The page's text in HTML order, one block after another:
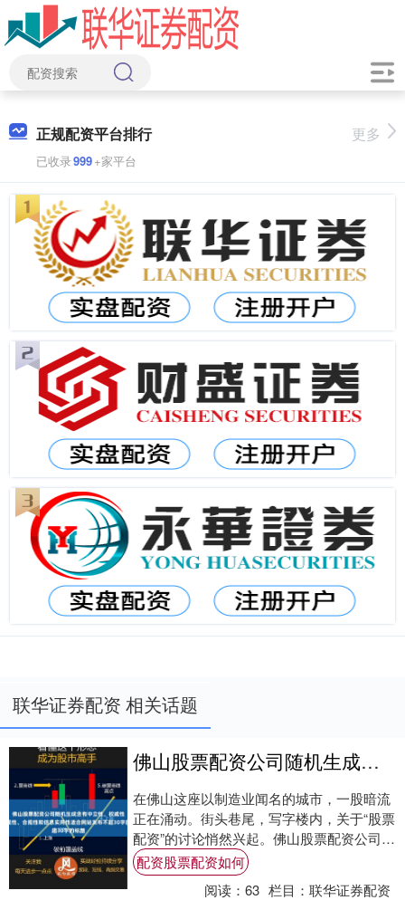
正规配资平台排行
已收录999+家平台
更多
联华证券配资 相关话题
佛山股票配资公司随机生成含有中立性、权威性、客观性、合规性和信息实用性适合网站发布不超30字的标题
在佛山这座以制造业闻名的城市，一股暗流
正在涌动。街头巷尾，写字楼内，关于“股票
配资”的讨论悄然兴起。佛山股票配资公司如
雨后春笋般出现，它们打着“资金翻倍”、
“快....
配资股票配资如何
阅读：63 栏目：联华证券配资